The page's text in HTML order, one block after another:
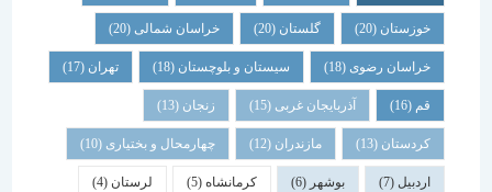
خوزستان(20) گلستان (20) خراسان شمالی(20)
خراسان رضوی(18) سیستان و بلوچستان(18) تهران
آذربایجان غربی(15) زنجان
کردستان(13) مازندران(12) چهارمحال و بختیاری (10)
بوشهر کرمانشاه(5) لرستان (4)